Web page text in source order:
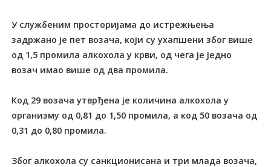
У службеним просторијама до истрежњења
задржано је пет возача, који су ухапшени због више
од 1,5 промила алкохола у крви, од чега је једно
возач имао више од два промила.
Код 29 возача утврђена је количина алкохола у
организму од 0,81 до 1,50 промила, а код 50 возача од
0,31 до 0,80 промила.
Због алкохола су санкционисана и три млада возача,